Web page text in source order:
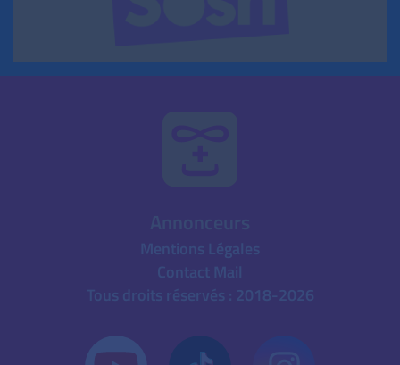
Mentions Légales
Contact Mail
Tous droits réservés : 2018-2026